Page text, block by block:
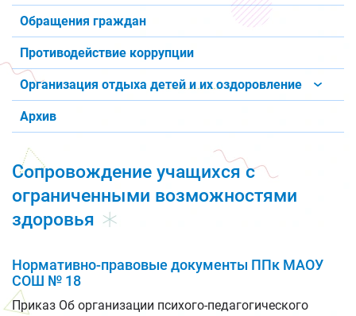
Обращения граждан
Противодействие коррупции
Организация отдыха детей и их оздоровление
Архив
Сопровождение учащихся с
ограниченными возможностями
здоровья
Нормативно-правовые документы ППк МАОУ
СОШ № 18
Приказ Об организации психого-педагогического